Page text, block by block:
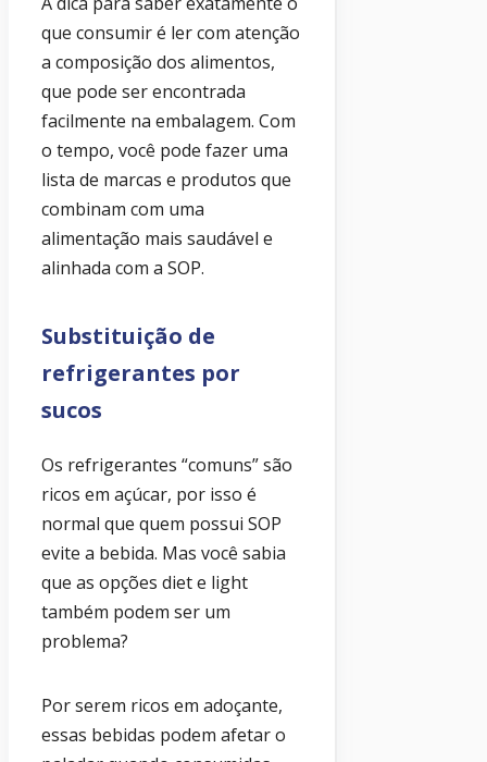
que consumir é ler com atenção
a composição dos alimentos,
que pode ser encontrada
facilmente na embalagem. Com
o tempo, você pode fazer uma
lista de marcas e produtos que
combinam com uma
alimentação mais saudável e
alinhada com a SOP.
Substituição de
refrigerantes por
sucos
Os refrigerantes “comuns” são
ricos em açúcar, por isso é
normal que quem possui SOP
evite a bebida. Mas você sabia
que as opções diet e light
também podem ser um
problema?
Por serem ricos em adoçante,
essas bebidas podem afetar o